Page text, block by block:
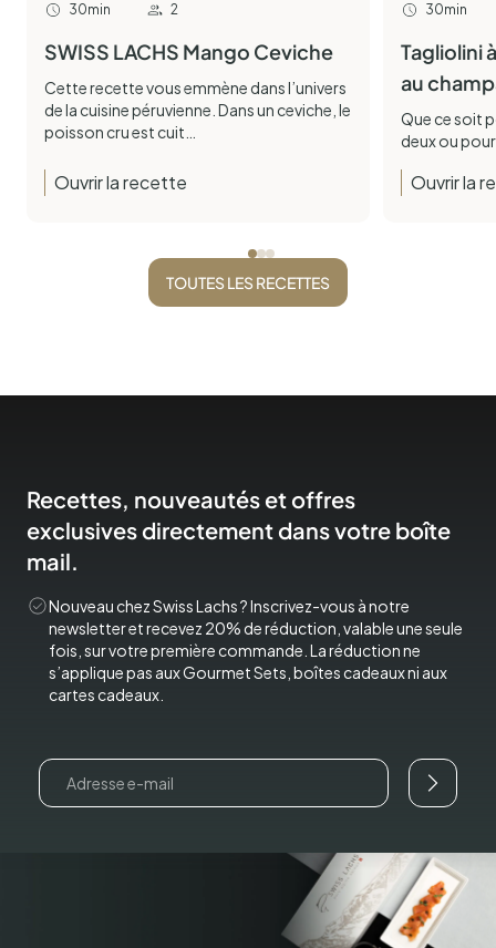
30min 2
SWISS LACHS Mango Ceviche
Cette recette vous emmène dans l’univers
de la cuisine péruvienne. Dans un ceviche, le
poisson cru est cuit…
Ouvrir la recette
30min
Tagliolini
au
Que ce soit
deux ou
Ouvrir la
TOUTES LES RECETTES
Recettes, nouveautés et offres
exclusives directement dans votre boîte
mail.
Nouveau chez Swiss Lachs ? Inscrivez-vous à notre
newsletter et recevez 20% de réduction, valable une seule
fois, sur votre première commande. La réduction ne
s’applique pas aux Gourmet Sets, boîtes cadeaux ni aux
cartes cadeaux.
Email